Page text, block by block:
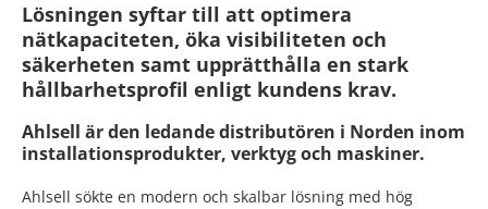
Lösningen syftar till att optimera
nätkapaciteten, öka visibiliteten och
säkerheten samt upprätthålla en stark
hållbarhetsprofil enligt kundens krav.
Ahlsell är den ledande distributören i Norden inom
installationsprodukter, verktyg och maskiner.
Ahlsell sökte en modern och skalbar lösning med hög